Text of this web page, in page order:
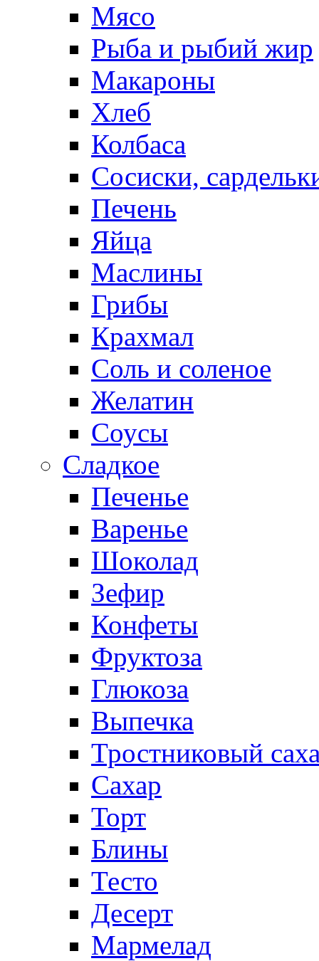
Мясо
Рыба и рыбий жир
Макароны
Хлеб
Колбаса
Сосиски,
Печень
Яйца
Маслины
Грибы
Крахмал
Соль и соленое
Желатин
Соусы
Сладкое
Печенье
Варенье
Шоколад
Зефир
Конфеты
Фруктоза
Глюкоза
Выпечка
Тростниковый
Сахар
Торт
Блины
Тесто
Десерт
Мармелад